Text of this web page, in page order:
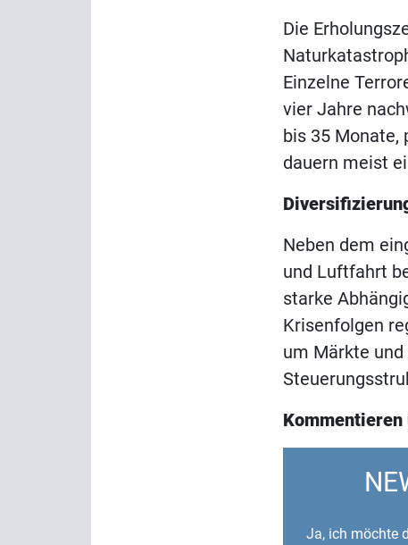
Die
Einzelne
vier Jahre
bis 35 Monate,
dauern meist
Neben dem
und Luftfahrt
starke
Krisenfolgen
um Märkte
Ja, ich möchte